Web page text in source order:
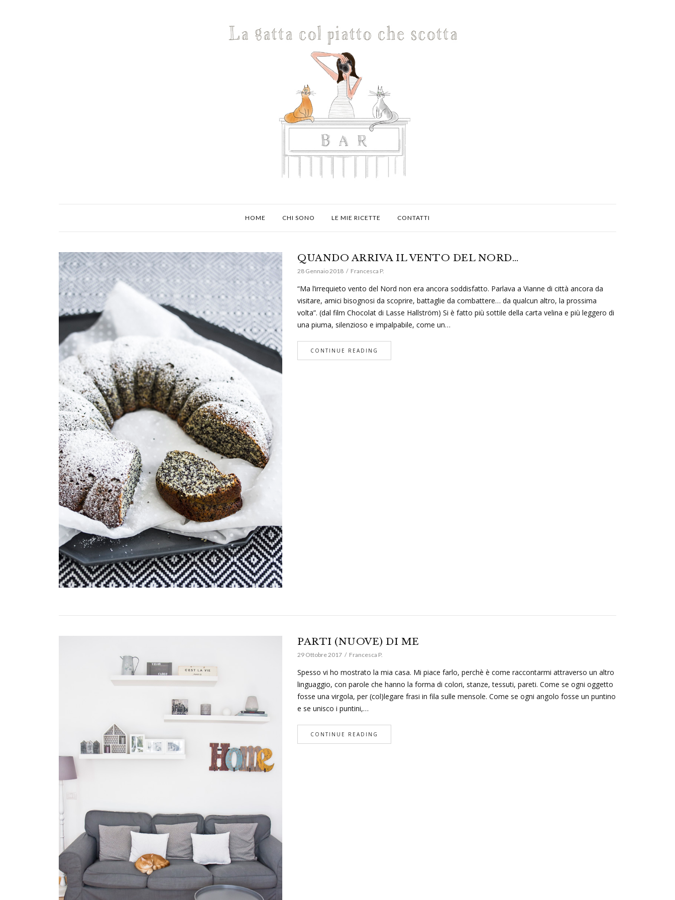
HOME CHI SONO LE MIE RICETTE CONTATTI
QUANDO ARRIVA IL VENTO DEL NORD…
28 Gennaio 2018 Francesca P.
“Ma l’irrequieto vento del Nord non era ancora soddisfatto. Parlava a Vianne di città ancora da
visitare, amici bisognosi da scoprire, battaglie da combattere… da qualcun altro, la prossima
volta”. (dal film Chocolat di Lasse Hallström) Si è fatto più sottile della carta velina e più leggero di
una piuma, silenzioso e impalpabile, come un…
CONTINUE READING
PARTI (NUOVE) DI ME
29 Ottobre 2017 Francesca P.
Spesso vi ho mostrato la mia casa. Mi piace farlo, perchè è come raccontarmi attraverso un altro
linguaggio, con parole che hanno la forma di colori, stanze, tessuti, pareti. Come se ogni oggetto
fosse una virgola, per (col)legare frasi in fila sulle mensole. Come se ogni angolo fosse un puntino
e se unisco i puntini,…
CONTINUE READING